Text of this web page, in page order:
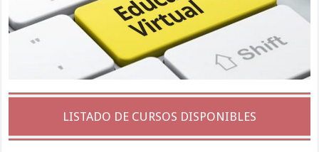
LISTADO DE CURSOS DISPONIBLES